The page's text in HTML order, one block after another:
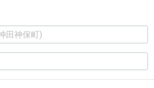
%D9%81%D9%8A